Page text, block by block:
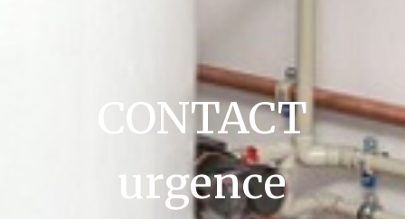
CONTACT
urgence